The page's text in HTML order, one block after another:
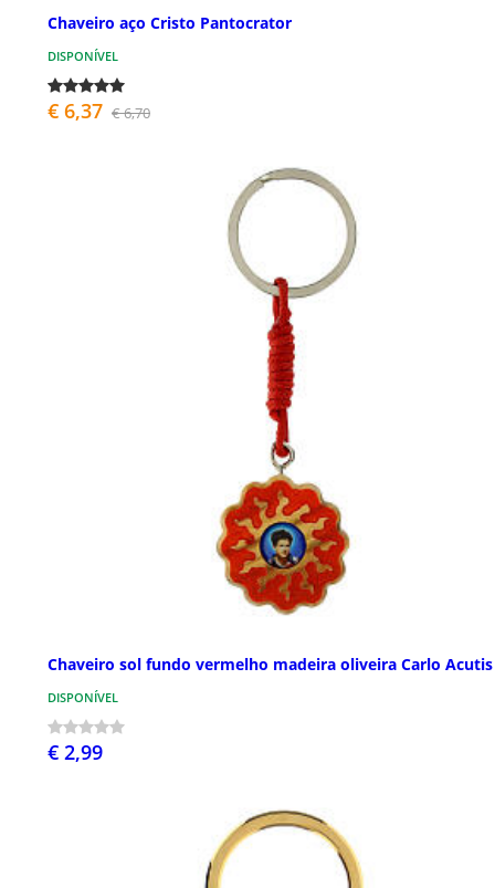
Chaveiro aço Cristo Pantocrator
DISPONÍVEL
€ 6,37 € 6,70
Chaveiro sol fundo vermelho madeira oliveira Carlo Acutis
DISPONÍVEL
€ 2,99